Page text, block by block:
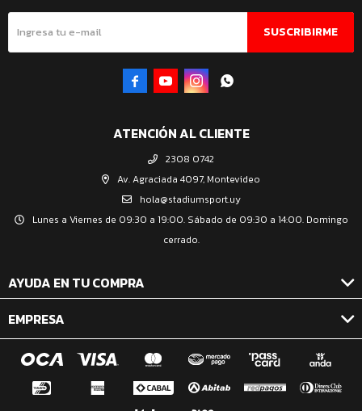
ATENCIÓN AL CLIENTE
2308 0742
Av. Agraciada 4097, Montevideo
hola@stadiumsport.uy
Lunes a Viernes de 09:30 a 19:00. Sábado de 09:30 a 14:00. Domingo
cerrado.
AYUDA EN TU COMPRA
EMPRESA
SUSCRIBIRME
   